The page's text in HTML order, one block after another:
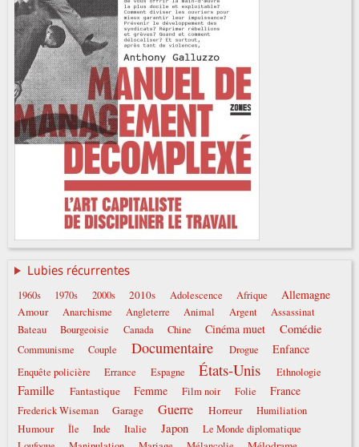
Lubies récurrentes
1960s 1970s 2000s 2010s Adolescence Afrique Allemagne
Amour Anarchisme Angleterre Animal Argent
Assassinat
Bateau
Bourgeoisie Canada Chine Cinéma muet Comédie
Communisme Couple Documentaire Drogue Enfance
Enquête policière Errance Espagne États-Unis Ethnologie
Famille Fantastique Femme Film noir Folie France
Frederick Wiseman Garage Guerre Horreur Humiliation
Humour Île Inde Italie Japon
Le Monde diplomatique